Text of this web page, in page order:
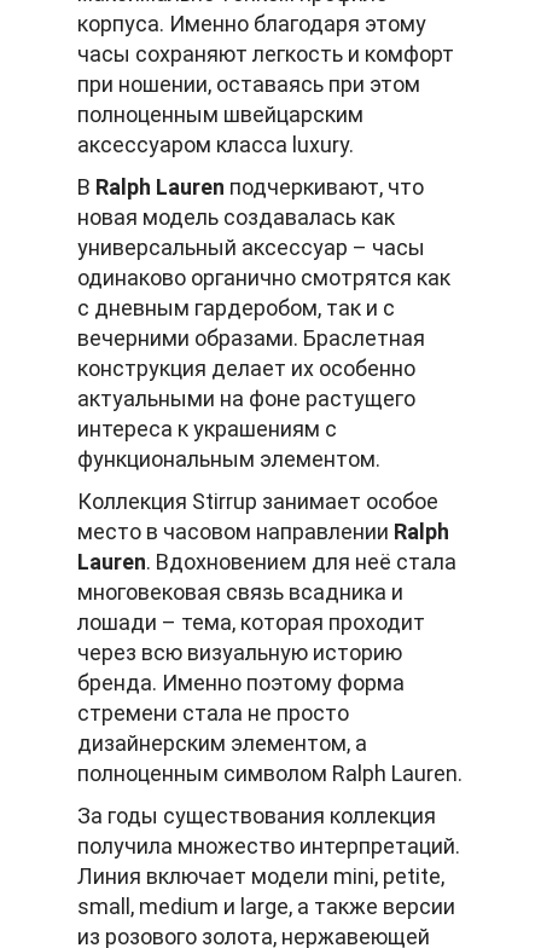
корпуса. Именно благодаря этому
часы сохраняют легкость и комфорт
при ношении, оставаясь при этом
полноценным швейцарским
аксессуаром класса luxury.
В Ralph Lauren подчеркивают, что
новая модель создавалась как
универсальный аксессуар – часы
одинаково органично смотрятся как
с дневным гардеробом, так и с
вечерними образами. Браслетная
конструкция делает их особенно
актуальными на фоне растущего
интереса к украшениям с
функциональным элементом.
Коллекция Stirrup занимает особое
место в часовом направлении Ralph
Lauren. Вдохновением для неё стала
многовековая связь всадника и
лошади – тема, которая проходит
через всю визуальную историю
бренда. Именно поэтому форма
стремени стала не просто
дизайнерским элементом, а
полноценным символом Ralph Lauren.
За годы существования коллекция
получила множество интерпретаций.
Линия включает модели mini, petite,
small, medium и large, а также версии
из розового золота, нержавеющей